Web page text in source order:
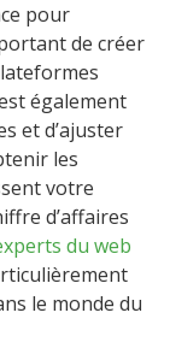
pour
de créer
également
et d’ajuster
les
votre
d’affaires
du web
le monde du